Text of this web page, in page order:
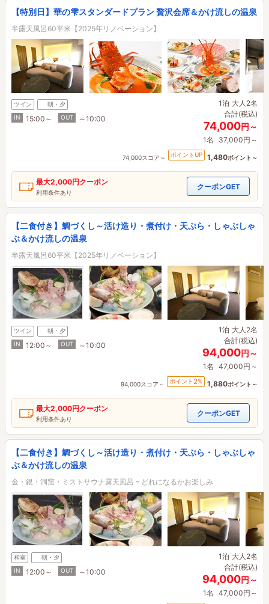
【特別日】華の雫スタンダードプラン 贅沢会席＆かけ流しの温泉
半露天風呂60平米【2025年リノベーション】
ツイン
朝・夕
IN
15:00～ OUT ～10:00
1泊 大人2名
合計(税込)
74,000円～
1名 37,000円～
74,000スコア～ ポイントUP 1,480ポイント～
最大2,000円クーポン
利用条件あり
クーポンGET
【二食付き】鯛づくし～活け造り・煮付け・天ぷら・しゃぶしゃ
ぶ＆かけ流しの温泉
半露天風呂60平米【2025年リノベーション】
ツイン
朝・夕
IN
12:00～ OUT ～10:00
1泊 大人2名
合計(税込)
94,000円～
1名 47,000円～
94,000スコア～ ポイント 2% 1,880ポイント～
最大2,000円クーポン
利用条件あり
クーポンGET
【二食付き】鯛づくし～活け造り・煮付け・天ぷら・しゃぶしゃ
ぶ＆かけ流しの温泉
金・銀・洞窟・ミストサウナ露天風呂＝どれになるかお楽しみ
和室
朝・夕
IN
12:00～ OUT ～10:00
1泊 大人2名
合計(税込)
94,000円～
1名
47,000円～